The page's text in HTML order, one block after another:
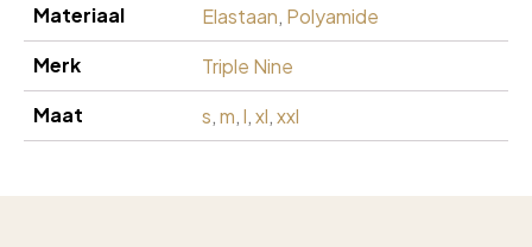
Materiaal
Elastaan, Polyamide
Merk
Triple Nine
Maat
s,m,l,xl,xxl